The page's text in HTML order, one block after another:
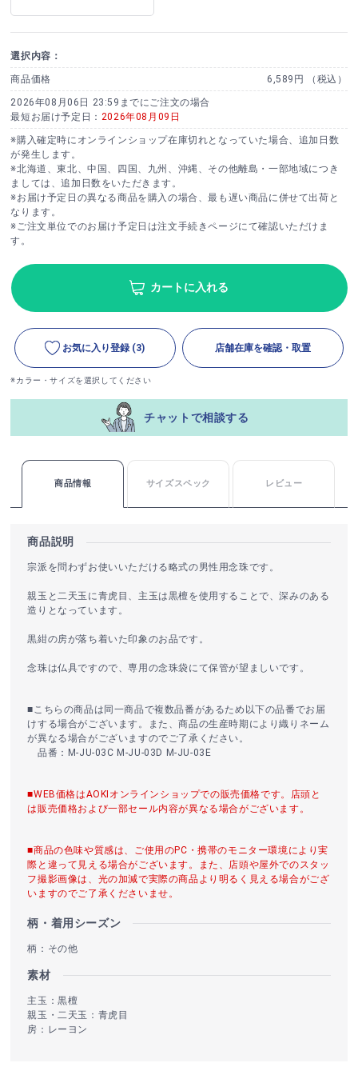
選択内容：
商品価格 6,589円 （税込）
2026年08月06日 23:59までにご注文の場合
最短お届け予定日： 2026年08月09日
※購入確定時にオンラインショップ在庫切れとなっていた場合、追加日数
が発生します。
※北海道、東北、中国、四国、九州、沖縄、その他離島・一部地域につき
ましては、追加日数をいただきます。
※お届け予定日の異なる商品を購入の場合、最も遅い商品に併せて出荷と
なります。
※ご注文単位でのお届け予定日は注文手続きページにて確認いただけま
す。
カートに入れる
お気に入り登録 (3) 店舗在庫を確認・取置
※カラー・サイズを選択してください
チャットで相談する
商品情報 サイズスペック レビュー
商品説明
宗派を問わずお使いいただける略式の男性用念珠です。
親玉と二天玉に青虎目、主玉は黒檀を使用することで、深みのある
造りとなっています。
黒紺の房が落ち着いた印象のお品です。
念珠は仏具ですので、専用の念珠袋にて保管が望ましいです。
■こちらの商品は同一商品で複数品番があるため以下の品番でお届
けする場合がございます。また、商品の生産時期により織りネーム
が異なる場合がございますのでご了承ください。
品番：M-JU-03C M-JU-03D M-JU-03E
■WEB価格はAOKIオンラインショップでの販売価格です。店頭と
は販売価格および一部セール内容が異なる場合がございます。
■商品の色味や質感は、ご使用のPC・携帯のモニター環境により実
際と違って見える場合がございます。また、店頭や屋外でのスタッ
フ撮影画像は、光の加減で実際の商品より明るく見える場合がござ
いますのでご了承くださいませ。
柄・着用シーズン
柄：その他
素材
主玉：黒檀
親玉・二天玉：青虎目
房：レーヨン